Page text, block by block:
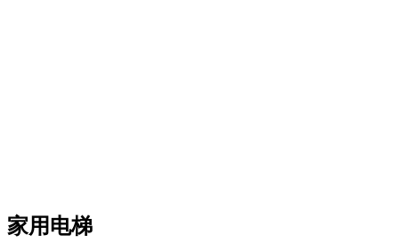
家用电梯